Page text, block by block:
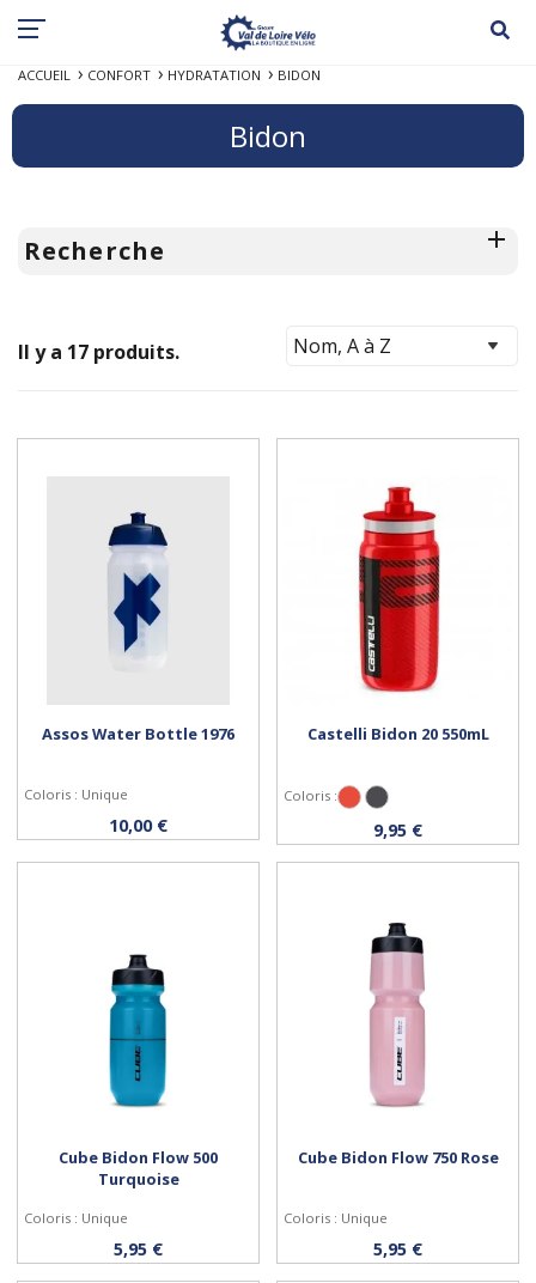
ACCUEIL CONFORT HYDRATATION BIDON
Bidon
Recherche
Il y a 17 produits.
Acheter
Assos Water Bottle 1976
Coloris : Unique
10,00 € Personnaliser
Castelli Bidon 20 550mL
Coloris : Rouge Gris Anthracite
9,95 €
Acheter
Cube Bidon Flow 500
Turquoise
Coloris : Unique
5,95 € Acheter
Cube Bidon Flow 750 Rose
Coloris : Unique
5,95 €